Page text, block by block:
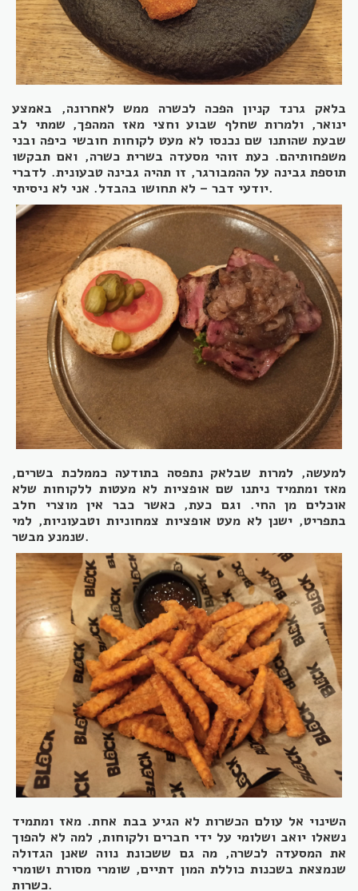
בלאק גרנד קניון הפכה לכשרה ממש לאחרונה, באמצע
ינואר, ולמרות שחלף שבוע וחצי מאז המהפך, שמתי לב
שבעת שהותנו שם נכנסו לא מעט לקוחות חובשי כיפה ובני
משפחותיהם. כעת זוהי מסעדה בשרית כשרה, ואם תבקשו
תוספת גבינה על ההמבורגר, זו תהיה גבינה טבעונית. לדברי
יודעי דבר – לא תחושו בהבדל. אני לא ניסיתי.
למעשה, למרות שבלאק נתפסה בתודעה כממלכת בשרים,
מאז ומתמיד ניתנו שם אופציות לא מעטות ללקוחות שלא
אוכלים מן החי. וגם כעת, כאשר כבר אין מוצרי חלב
בתפריט, ישנן לא מעט אופציות צמחוניות וטבעוניות, למי
שנמנע מבשר.
השינוי אל עולם הכשרות לא הגיע בבת אחת. מאז ומתמיד
נשאלו יואב ושלומי על ידי חברים ולקוחות, למה לא להפוך
את המסעדה לכשרה, מה גם ששכונת נווה שאנן הגדולה
שנמצאת בשכנות כוללת המון דתיים, שומרי מסורת ושומרי
כשרות.